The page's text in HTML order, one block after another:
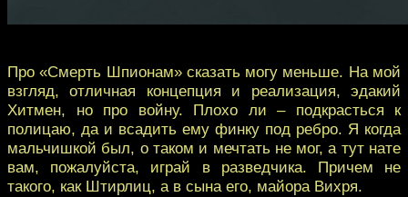
Про «Смерть Шпионам» сказать могу меньше. На мой
взгляд, отличная концепция и реализация, эдакий
Хитмен, но про войну. Плохо ли – подкрасться к
полицаю, да и всадить ему финку под ребро. Я когда
мальчишкой был, о таком и мечтать не мог, а тут нате
вам, пожалуйста, играй в разведчика. Причем не
такого, как Штирлиц, а в сына его, майора Вихря.